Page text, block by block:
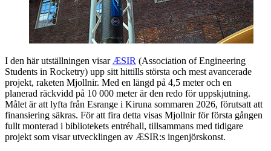
I den här utställningen visar ÆSIR (Association of Engineering
Students in Rocketry) upp sitt hittills största och mest avancerade
projekt, raketen Mjollnir. Med en längd på 4,5 meter och en
planerad räckvidd på 10 000 meter är den redo för uppskjutning.
Målet är att lyfta från Esrange i Kiruna sommaren 2026, förutsatt att
finansiering säkras. För att fira detta visas Mjollnir för första gången
fullt monterad i bibliotekets entréhall, tillsammans med tidigare
projekt som visar utvecklingen av ÆSIR:s ingenjörskonst.